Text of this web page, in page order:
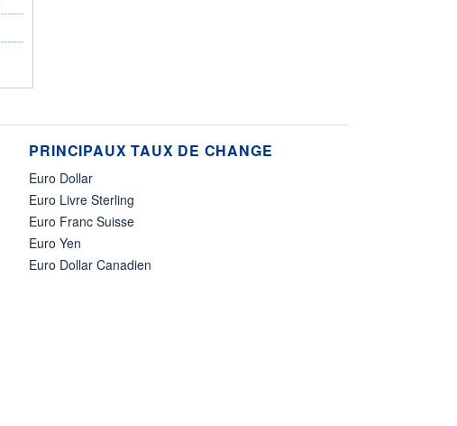
PRINCIPAUX TAUX DE CHANGE
Euro Dollar
Euro Livre Sterling
Euro Franc Suisse
Euro Yen
Euro Dollar Canadien